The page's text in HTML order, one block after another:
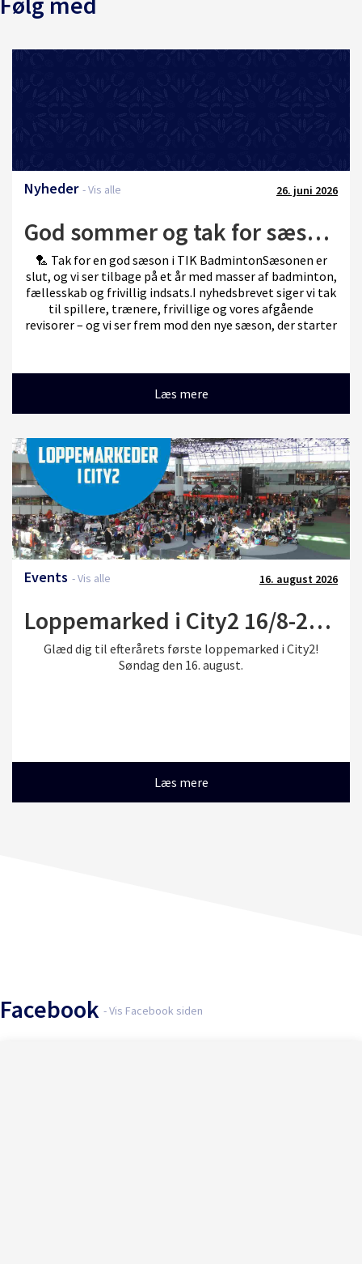
Nyheder - Vis alle 26. juni 2026
God sommer og tak for sæsonen
🏸 Tak for en god sæson i TIK BadmintonSæsonen er
slut, og vi ser tilbage på et år med masser af badminton,
fællesskab og frivillig indsats.I nyhedsbrevet siger vi tak
til spillere, trænere, frivillige og vores afgående
revisorer – og vi ser frem mod den nye sæson, der starter
senior, motion og formiddagsspillerne.Læs med og bliv
klar til sæson 2026/2027 i TIK Badminton.
Læs mere
Events - Vis alle
Læs mere
16. august 2026
Loppemarked i City2 16/8-2026
Glæd dig til efterårets første loppemarked i City2!
Søndag den 16. august.
Facebook - Vis Facebook siden